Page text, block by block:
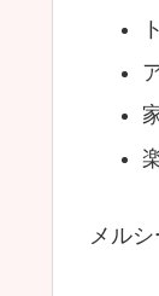
メル